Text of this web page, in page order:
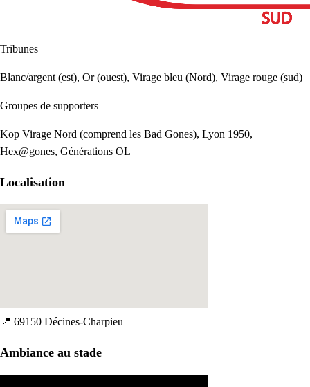
Tribunes
Blanc/argent (est), Or (ouest), Virage bleu (Nord), Virage rouge (sud)
Groupes de supporters
Kop Virage Nord (comprend les Bad Gones), Lyon 1950,
Hex@gones, Générations OL
Localisation
📍 69150 Décines-Charpieu
Ambiance au stade